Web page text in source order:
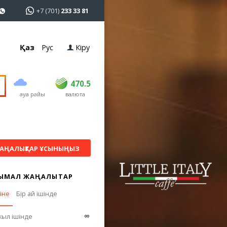
+7 (701) 233 33 81
Қаз Рус Кіру
ауа райы
470.5
USD 469 470.5
EUR валюта
ҰСЫНЫҢЫЗ
ЖАҢАЛЫҚТАР
Бір ай ішінде
ішінде ∞